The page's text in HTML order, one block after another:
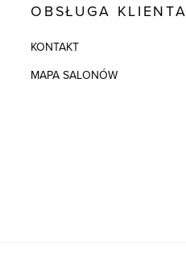
OBSŁUGA KLIENTA
KONTAKT
MAPA SALONÓW